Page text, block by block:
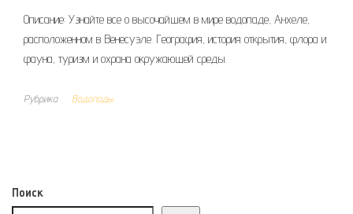
Описание: Узнайте все о высочайшем в мире водопаде, Анхеле,
расположенном в Венесуэле. География, история открытия, флора и
фауна, туризм и охрана окружающей среды.
Рубрика Водопады
Поиск